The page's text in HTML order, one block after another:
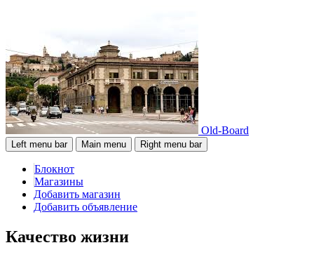
Old-Board
Left menu bar Main menu Right menu bar
Блокнот
Магазины
Добавить магазин
Добавить объявление
Качество жизни